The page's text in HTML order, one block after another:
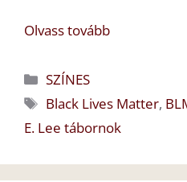
Olvass tovább
Kategória
SZÍNES
Címkék
Black Lives Matter,
E. Lee tábornok